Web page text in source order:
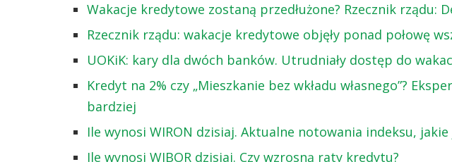
Wakacje kredytowe zostaną przedłużone? Rzecznik rządu:
Rzecznik rządu: wakacje kredytowe objęły ponad połowę
UOKiK: kary dla dwóch banków. Utrudniały dostęp do
Kredyt na 2% czy „Mieszkanie bez wkładu własnego”?
bardziej
Ile wynosi WIRON dzisiaj. Aktualne notowania indeksu,
Ile wynosi WIBOR dzisiaj. Czy wzrosną raty kredytu?